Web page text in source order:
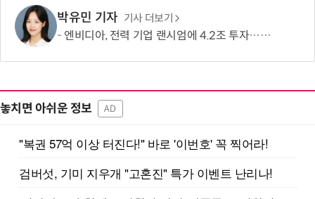
박유민 기자 기사 더보기
엔비디아, 전력 기업 랜시엄에 4.2조 투자…AI 인프라 선점 속도
놓치면 아쉬운 정보 AD